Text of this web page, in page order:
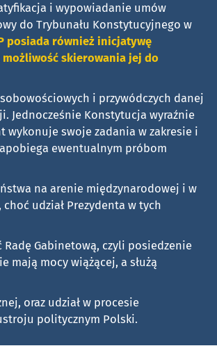
i wypowiadanie umów
do Trybunału Konstytucyjnego w
posiada również inicjatywę
skierowania jej do
i przywódczych danej
Jednocześnie Konstytucja wyraźnie
wykonuje swoje zadania w zakresie i
ewentualnym próbom
na arenie międzynarodowej i w
udział Prezydenta w tych
Radę Gabinetową, czyli posiedzenie
mają mocy wiążącej, a służą
oraz udział w procesie
politycznym Polski.